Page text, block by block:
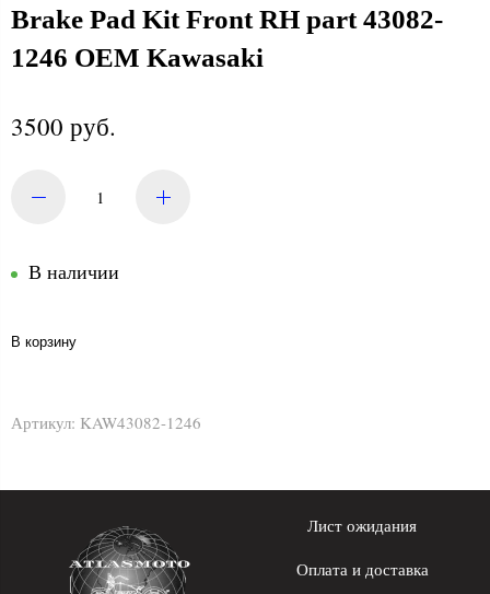
Brake Pad Kit Front RH part 43082-
1246 OEM Kawasaki
3500 руб.
В наличии
В корзину
Артикул: KAW43082-1246
Лист ожидания
Оплата и доставка